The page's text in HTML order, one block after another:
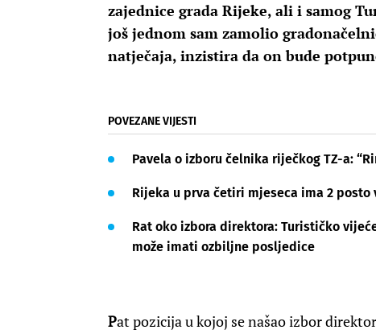
zajednice grada Rijeke, ali i samog
još jednom sam zamolio
natječaja, inzistira da on bude
POVEZANE VIJESTI
Pavela o izboru čelnika riječkog TZ-a:
Rijeka u prva četiri mjeseca ima 2
Rat oko izbora direktora: Turističko
može imati ozbiljne posljedice
Pat pozicija u kojoj se našao izbor